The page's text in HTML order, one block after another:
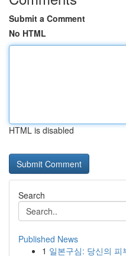
Submit a Comment
No HTML
HTML is disabled
Search
Published News
1 일본구심: 당신의